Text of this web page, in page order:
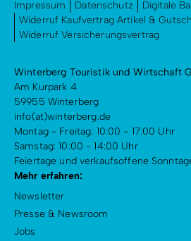
Impressum Datenschutz
Digitale
Widerruf Kaufvertrag Artikel &
Widerruf Versicherungsvertrag
Winterberg Touristik und Wirtschaft
Am Kurpark 4
59955 Winterberg
info(at)winterberg.de
Montag - Freitag: 10:00 - 17:00 Uhr
Samstag: 10:00 - 14:00 Uhr
Feiertage und verkaufsoffene
Mehr erfahren:
Newsletter
Presse & Newsroom
Jobs